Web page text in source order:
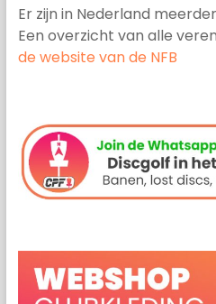
Er zijn in Nederland
Een overzicht van alle
de website van de NFB